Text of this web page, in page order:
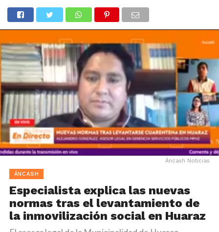
Áncash Noticias
ÁNCASH
Especialista explica las nuevas
normas tras el levantamiento de
la inmovilización social en Huaraz